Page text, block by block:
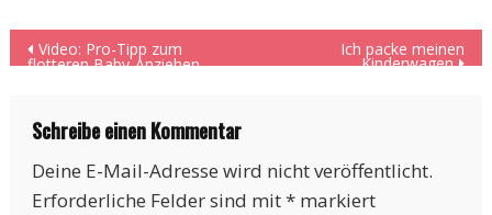
Beitragsnavigation
Video: Pro-Tipp zum
flotteren Baby-Anziehen
Ich packe meinen
Kinderwagen
Schreibe einen Kommentar
Deine E-Mail-Adresse wird nicht veröffentlicht.
Erforderliche Felder sind mit*markiert